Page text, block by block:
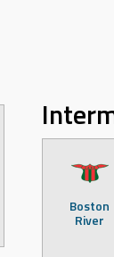
Boston
River